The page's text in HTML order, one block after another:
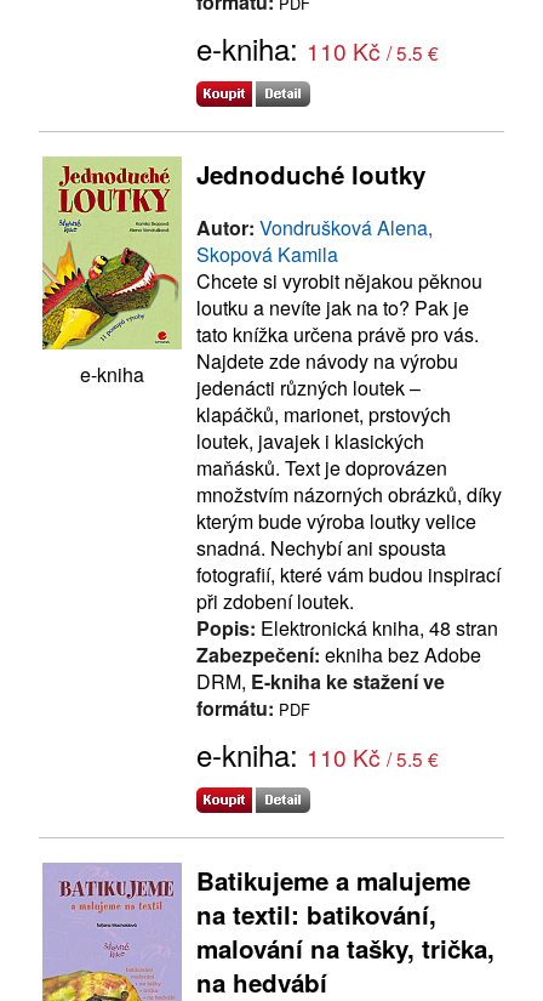
e-kniha: 110 Kč / 5.5 €
e-kniha
Jednoduché loutky
Autor: Vondrušková Alena,
Skopová Kamila
Chcete si vyrobit nějakou pěknou
loutku a nevíte jak na to? Pak je
tato knížka určena právě pro vás.
Najdete zde návody na výrobu
jedenácti různých loutek –
klapáčků, marionet, prstových
loutek, javajek i klasických
maňásků. Text je doprovázen
množstvím názorných obrázků, díky
kterým bude výroba loutky velice
snadná. Nechybí ani spousta
fotografií, které vám budou inspirací
při zdobení loutek.
Popis: Elektronická kniha, 48 stran
Zabezpečení: ekniha bez Adobe
DRM, E-kniha ke stažení ve
formátu: PDF
e-kniha: 110 Kč / 5.5 €
Batikujeme a malujeme
na textil: batikování,
malování na tašky, trička,
na hedvábí